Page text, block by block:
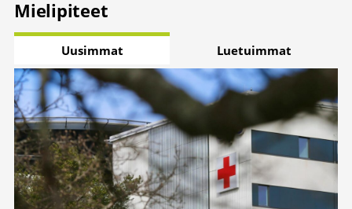
Mielipiteet
Uusimmat Luetuimmat